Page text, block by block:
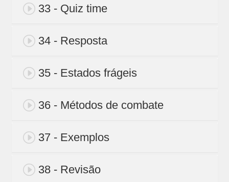
33 - Quiz time
34 - Resposta
35 - Estados frágeis
36 - Métodos de combate
37 - Exemplos
38 - Revisão